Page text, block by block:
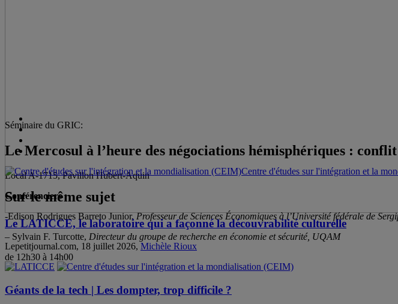
Séminaire du GRIC:
Le Mercosul à l’heure des négociations hémisphériques :
Local A-1715, Pavillon Hubert-Aquin
Conférenciers :
-Edison Rodrigues Barreto Junior, Professeur de Sciences Économiques à l’Université fédérale de
– Sylvain F. Turcotte, Directeur du groupe de recherche en économie et sécurité, UQAM
de 12h30 à 14h00
Centre d'études sur l'intégration et la
Sur le même sujet
Le LATICCE, le laboratoire qui a façonné la découvrabilité culturelle
Lepetitjournal.com, 18 juillet 2026, Michèle Rioux
Géants de la tech | Les dompter, trop difficile ?